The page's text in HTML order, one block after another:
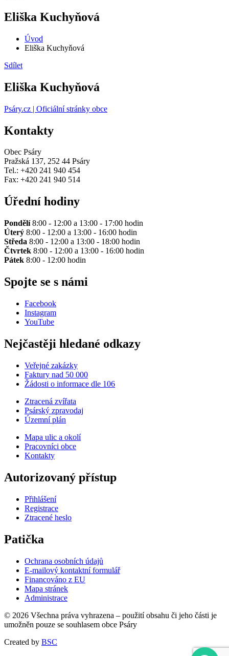
Eliška Kuchyňová
Úvod
Eliška Kuchyňová
Sdílet
Eliška Kuchyňová
Psáry.cz | Oficiální stránky obce
Kontakty
Obec Psáry
Pražská 137, 252 44 Psáry
Tel.: +420 241 940 454
Fax: +420 241 940 514
Úřední hodiny
Pondělí8:00 - 12:00 a 13:00 - 17:00 hodin
Úterý 8:00 - 12:00 a 13:00 - 16:00 hodin
Středa 8:00 - 12:00 a 13:00 - 18:00 hodin
Čtvrtek 8:00 - 12:00 a 13:00 - 16:00 hodin
Pátek 8:00 - 12:00 hodin
Spojte se s námi
Facebook
Instagram
YouTube
Nejčastěji hledané odkazy
Veřejné zakázky
Faktury nad 50 000
Žádosti o informace dle 106
Ztracená zvířata
Psárský zpravodaj
Územní plán
Mapa ulic a okolí
Pracovníci obce
Kontakty
Autorizovaný přístup
Přihlášení
Registrace
Ztracené heslo
Patička
Ochrana osobních údajů
E-mailový kontaktní formulář
Financováno z EU
Mapa stránek
Administrace
© 2026 Všechna práva vyhrazena – použití obsahu či jeho části je
umožněn pouze se souhlasem obce Psáry
Created by BSC